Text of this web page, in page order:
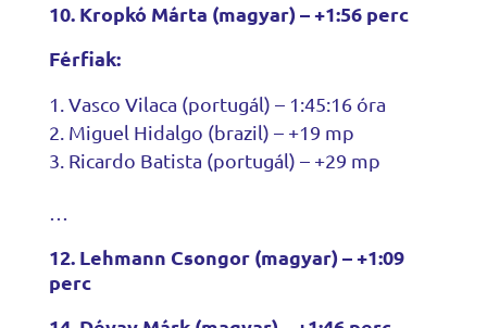
10. Kropkó Márta (magyar) – +1:56 perc
Férfiak:
Vasco Vilaca (portugál) – 1:45:16 óra
Miguel Hidalgo (brazil) – +19 mp
Ricardo Batista (portugál) – +29 mp
12. Lehmann Csongor (magyar) – +1:09
perc